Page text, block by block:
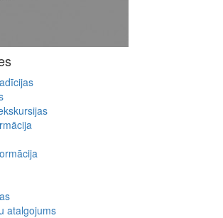
atalgojums